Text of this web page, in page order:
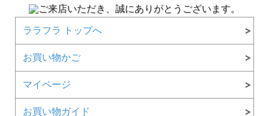
ララフラ トップへ
お買い物かご
マイページ
お買い物ガイド